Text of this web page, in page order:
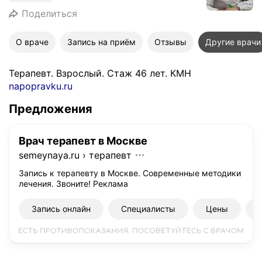
Поделиться
О враче Запись на приём Отзывы Другие врачи
Терапевт. Взрослый. Стаж 46 лет. КМН
napopravku.ru
Предложения
Врач терапевт в Москве
semeynaya.ru › терапевт
Запись к терапевту в Москве. Современные методики
лечения. Звоните! Реклама
Запись онлайн Специалисты Цены